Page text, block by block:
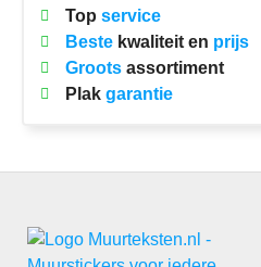
Top service
Bestekwaliteit en prijs
Grootsassortiment
Plak garantie